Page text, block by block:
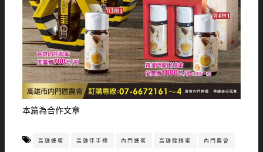
本篇為合作文章
高雄蜂蜜 高雄伴手禮 內門蜂蜜 高雄龍眼蜜 內門農會